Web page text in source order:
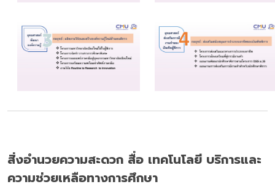
สิ่งอำนวยความสะดวก สื่อ เทคโนโลยี บริการและ
ความช่วยเหลือทางการศึกษา